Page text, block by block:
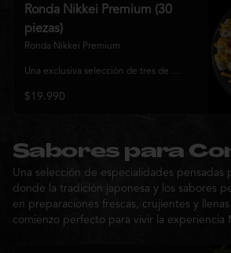
y sabor, ideal para compartir entre 3 y 4
Ronda Nikkei Premium (30
piezas)
Ronda Nikkei Premium
Una exclusiva selección de tres de
elaborados con ingredientes frescos y
pensada para compartir y descubrir la
esencia de Matsumoto Nikkei en cada
bocado.
$19.990
Sabores para
Una selección de especialidades pensadas
donde la tradición japonesa y los sabores
en preparaciones frescas, crujientes y
comienzo perfecto para vivir la experiencia